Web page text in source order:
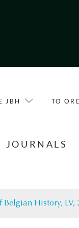
JBH TO
JOURNALS
Belgian History, LV,